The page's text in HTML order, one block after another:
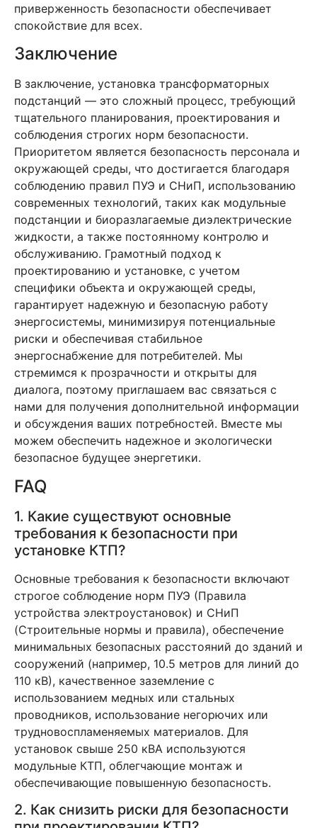
приверженность безопасности обеспечивает
спокойствие для всех.
Заключение
В заключение, установка трансформаторных
подстанций — это сложный процесс, требующий
тщательного планирования, проектирования и
соблюдения строгих норм безопасности.
Приоритетом является безопасность персонала и
окружающей среды, что достигается благодаря
соблюдению правил ПУЭ и СНиП, использованию
современных технологий, таких как модульные
подстанции и биоразлагаемые диэлектрические
жидкости, а также постоянному контролю и
обслуживанию. Грамотный подход к
проектированию и установке, с учетом
специфики объекта и окружающей среды,
гарантирует надежную и безопасную работу
энергосистемы, минимизируя потенциальные
риски и обеспечивая стабильное
энергоснабжение для потребителей. Мы
стремимся к прозрачности и открыты для
диалога, поэтому приглашаем вас связаться с
нами для получения дополнительной информации
и обсуждения ваших потребностей. Вместе мы
можем обеспечить надежное и экологически
безопасное будущее энергетики.
FAQ
1. Какие существуют основные
требования к безопасности при
установке КТП?
Основные требования к безопасности включают
строгое соблюдение норм ПУЭ (Правила
устройства электроустановок) и СНиП
(Строительные нормы и правила), обеспечение
минимальных безопасных расстояний до зданий и
сооружений (например, 10.5 метров для линий до
110 кВ), качественное заземление с
использованием медных или стальных
проводников, использование негорючих или
трудновоспламеняемых материалов. Для
установок свыше 250 кВА используются
модульные КТП, облегчающие монтаж и
обеспечивающие повышенную безопасность.
2. Как снизить риски для безопасности